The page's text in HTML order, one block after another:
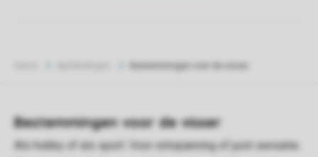
Bestemmingen voor de visser
Bestemmingen voor de visser
Als hobby of als sport. Voor ontspanning of juist sensatie.